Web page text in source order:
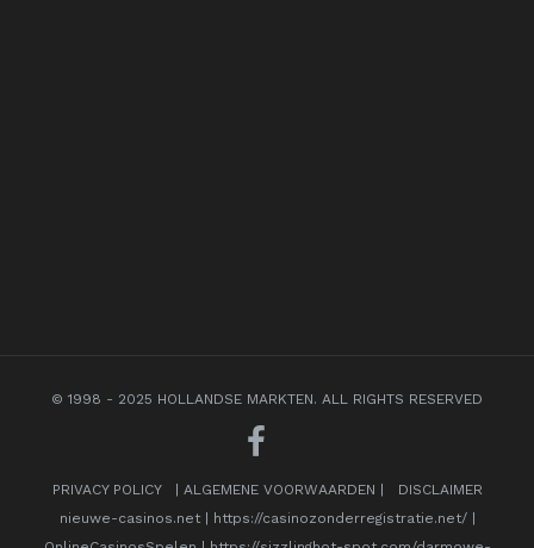
© 1998 - 2025 HOLLANDSE MARKTEN. ALL RIGHTS RESERVED
PRIVACY POLICY ALGEMENE VOORWAARDEN
DISCLAIMER
nieuwe-casinos.net| https://casinozonderregistratie.net/|